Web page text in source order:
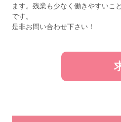
ます。残業も少なく働きやすいこ
です。
是非お問い合わせ下さい！